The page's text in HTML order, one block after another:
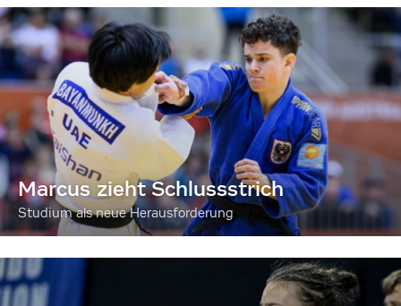
Marcus zieht Schlussstrich
Studium als neue Herausforderung